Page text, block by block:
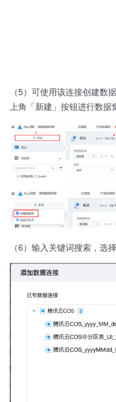
（5）可使用该连接创建数
上角「新建」按钮进行数据
（6）输入关键词搜索，选